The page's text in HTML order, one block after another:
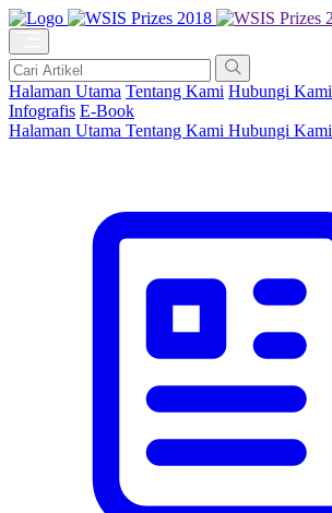
Halaman Utama Tentang Kami Hubungi Kami
Infografis E-Book
Halaman Utama Tentang Kami Hubungi Kami